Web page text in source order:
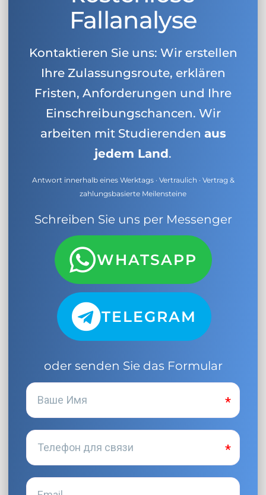
Fallanalyse
Kontaktieren Sie uns: Wir erstellen
Ihre Zulassungsroute, erklären
Fristen, Anforderungen und Ihre
Einschreibungschancen. Wir
arbeiten mit Studierenden aus
jedem Land.
Antwort innerhalb eines Werktags · Vertraulich · Vertrag &
zahlungsbasierte Meilensteine
Schreiben Sie uns per Messenger
WHATSAPP
TELEGRAM
oder senden Sie das Formular